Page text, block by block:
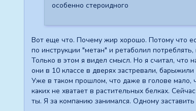
особенно стероидного
Вот еще что. Почему жир хорошо. Потому что
по инструкции "метан" и ретаболил
Только в этом я видел смысл. Но я считал, что
они в 10 классе в дверях застревали,
Уже в таком прошлом, что даже в голове мало,
каких не хватает в растительных белках.
ты. Я за компанию занимался. Одному